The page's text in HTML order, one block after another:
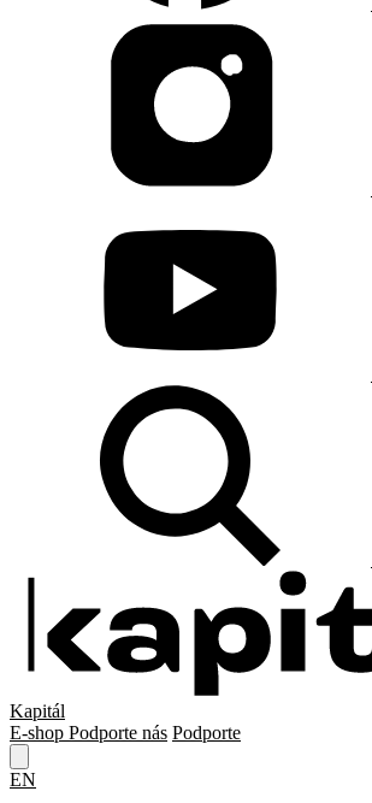
Kapitál
E-shop Podporte nás Podporte
EN